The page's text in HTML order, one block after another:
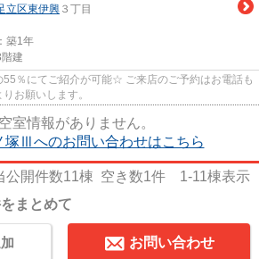
立区東伊興 ３丁目
築1年
建
55％にてご紹介が可能☆ ご来店のご予約はお電話も
お願いします。
室情報がありません。
塚Ⅲへのお問い合わせはこちら
公開件数11棟 空き数1件 1-11棟表示
まとめて
お問い合わせ